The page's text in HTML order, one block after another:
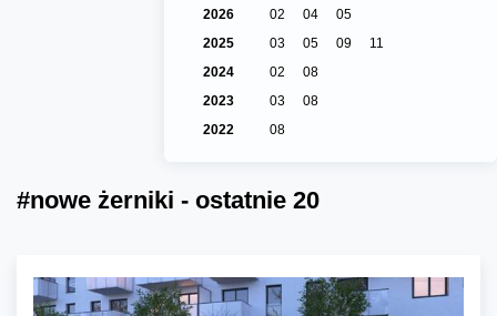
2026 02 04
05
2025
03 05 09
11
2024
02
08
2023
03
08
2022
08
#nowe żerniki - ostatnie 20